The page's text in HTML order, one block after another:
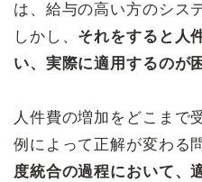
は、給与の高い方のシス
しかし、 それをすると人
い、実際に適用するのが
人件費の増加をどこまで
例によって正解が変わる
度統合の過程において、